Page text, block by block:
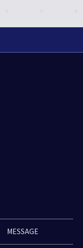
MESSAGE